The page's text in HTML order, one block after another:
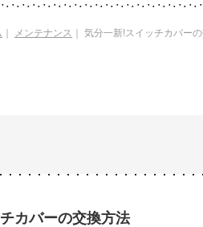
メンテナンス 気分一新!スイッチカバー
カバーの交換方法